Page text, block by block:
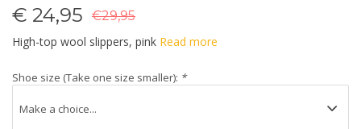
€ 24,95
€29,95
High-top wool slippers, pink Read more
Shoe size (Take one size smaller): *